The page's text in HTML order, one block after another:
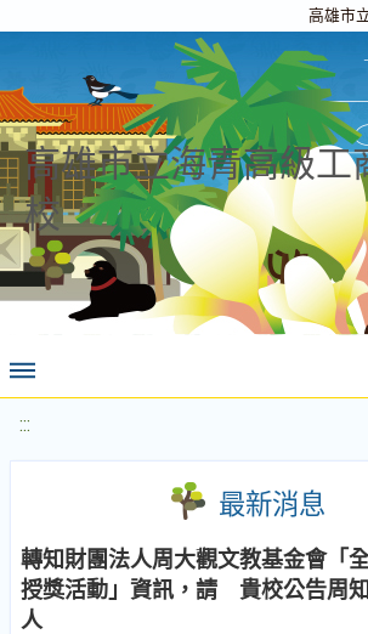
高雄市
高雄市立海青高級工
校
:::
最新消息
轉知財團法人周大觀文教基金會「
授獎活動」資訊，請 貴校公告周
人